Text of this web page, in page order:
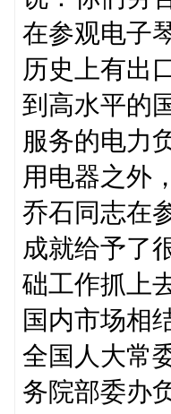
在参观电子
历史上有出
到高水平的
服务的电力
用电器之外
乔石同志在
成就给予了
础工作抓上
国内市场相
全国人大常
务院部委办